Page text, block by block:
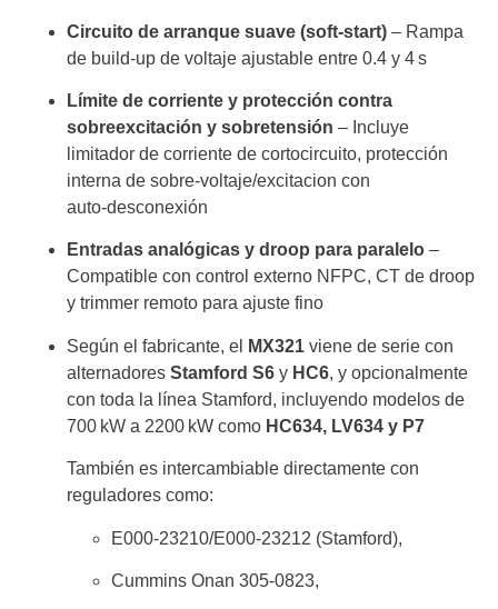
Circuito de arranque suave (soft‑start) – Rampa
de build‑up de voltaje ajustable entre 0.4 y 4 s
Límite de corriente y protección contra
sobreexcitación y sobretensión – Incluye
limitador de corriente de cortocircuito, protección
interna de sobre‑voltaje/excitacion con
auto‑desconexión
Entradas analógicas y droop para paralelo –
Compatible con control externo NFPC, CT de droop
y trimmer remoto para ajuste fino
Según el fabricante, el MX321 viene de serie con
alternadores Stamford S6 y HC6, y opcionalmente
con toda la línea Stamford, incluyendo modelos de
700 kW a 2200 kW como HC634, LV634 y P7
También es intercambiable directamente con
reguladores como:
E000‑23210/E000‑23212 (Stamford),
Cummins Onan 305‑0823,